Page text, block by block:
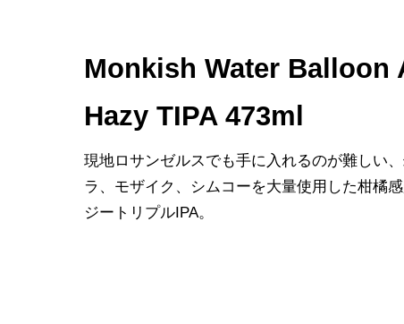
Monkish Water Balloon
Hazy TIPA 473ml
現地ロサンゼルスでも手に入れるのが難しい
ラ、モザイク、シムコーを大量使用した柑橘
ジートリプルIPA。